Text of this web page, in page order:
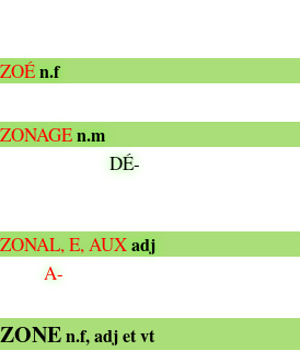
ZOÉn.f
ZONAGEn.m
DÉ-
ZONAL, E, AUXadj
A-
ZONEn.f, adj et vt